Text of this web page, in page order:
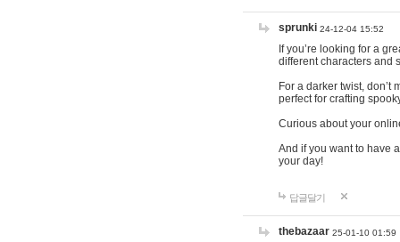
sprunki 24-12-04 15:52
If you’re looking for a
different characters and
For a darker twist, don’t
perfect for crafting
Curious about your
And if you want to have
your day!
답글달기
thebazaar 25-01-10 01:59